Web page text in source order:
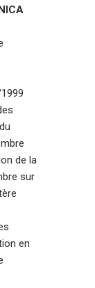
de la
sur
en